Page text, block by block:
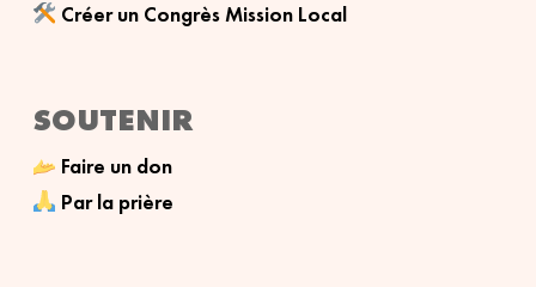
Créer un Congrès Mission Local
SOUTENIR
Faire un don
Par la prière